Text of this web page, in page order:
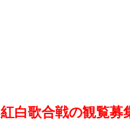
紅白歌合戦の観覧募